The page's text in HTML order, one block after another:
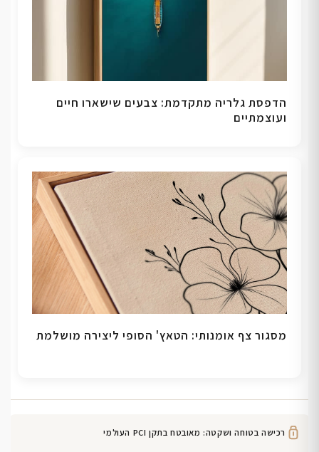
הדפסת גלריה מתקדמת: צבעים שישארו חיים
ועוצמתיים
מסגור צף אומנותי: הטאץ' הסופי ליצירה מושלמת
רכישה בטוחה ושקטה: מאובטח בתקן PCI העולמי